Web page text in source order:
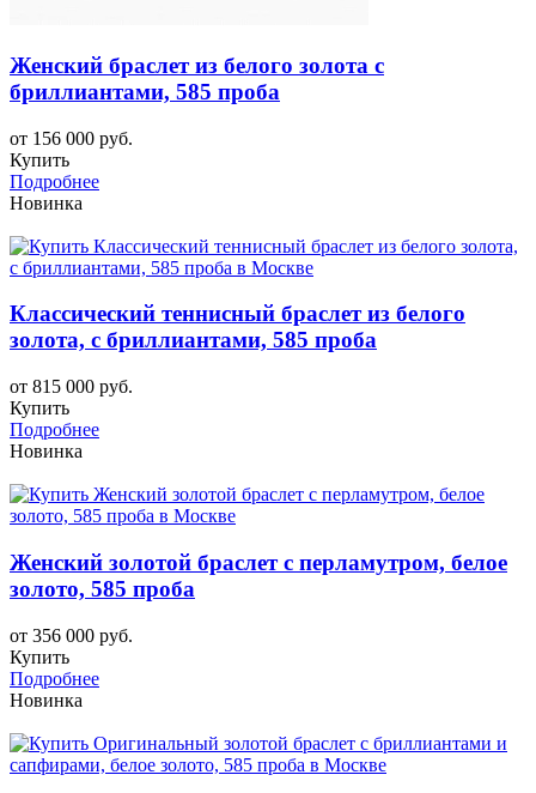
Женский браслет из белого золота с
бриллиантами, 585 проба
от 156 000 руб.
Купить
Подробнее
Новинка
Классический теннисный браслет из белого
золота, с бриллиантами, 585 проба
от 815 000 руб.
Купить
Подробнее
Новинка
Женский золотой браслет с перламутром, белое
золото, 585 проба
от 356 000 руб.
Купить
Подробнее
Новинка